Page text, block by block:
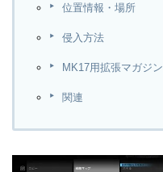
位置情報・場所
侵入方法
MK17用拡張マガジン
関連